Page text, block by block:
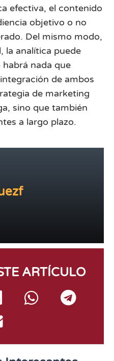
efectiva, el contenido
objetivo o no
Del mismo modo,
la analítica puede
nada que
de ambos
de marketing
sino que también
a largo plazo.
ARTÍCULO